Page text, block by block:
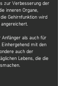
zur Verbesserung der
inneren Organe,
Gehirnfunktion wird
Anfänger als auch für
mit den
auch der
Lebens, die die